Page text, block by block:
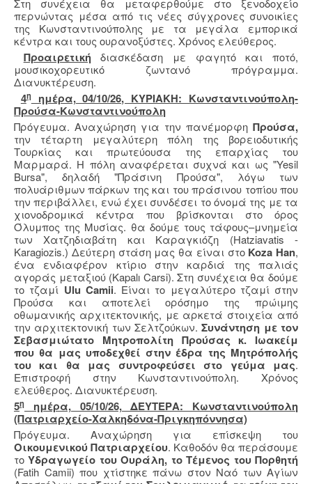
Στη συνέχεια θα μεταφερθούμε στο ξενοδοχείο
περνώντας μέσα από τις νέες σύγχρονες συνοικίες
της Κωνσταντινούπολης με τα μεγάλα εμπορικά
κέντρα και τους ουρανοξύστες. Χρόνος ελεύθερος.
Προαιρετική
διασκέδαση με φαγητό και ποτό,
μουσικοχορευτικό ζωντανό πρόγραμμα.
Διανυκτέρευση.
4η
ημέρα, 04/10/26, ΚΥΡΙΑΚΗ: Κωνσταντινούπολη-
Προύσα-Κωνσταντινούπολη
Πρόγευμα. Αναχώρηση για την πανέμορφη Προύσα,
την τέταρτη μεγαλύτερη πόλη της βορειοδυτικής
Τουρκίας και πρωτεύουσα της επαρχίας του
Μαρμαρά. Η πόλη αναφέρεται συχνά και ως "Yesil
Bursa", δηλαδή "Πράσινη Προύσα", λόγω των
πολυάριθμων πάρκων της και του πράσινου τοπίου που
την περιβάλλει, ενώ έχει συνδέσει το όνομά της με τα
χιονοδρομικά κέντρα που βρίσκονται στο όρος
Όλυμπος της Μυσίας. θα δούμε τους τάφους–μνημεία
των Χατζηδιαβάτη και Καραγκιόζη (Hatziavatis -
Karagiozis.) Δεύτερη στάση μας θα είναι στο Koza Han,
ένα ενδιαφέρον κτίριο στην καρδιά της παλιάς
αγοράς μεταξιού (Kapalı Carsi). Στη συνέχεια θα δούμε
το τζαμί Ulu Camii. Είναι το μεγαλύτερο τζαμί στην
Προύσα και αποτελεί ορόσημο της πρώιμης
οθωμανικής αρχιτεκτονικής, με αρκετά στοιχεία από
την αρχιτεκτονική των Σελτζούκων.Συνάντηση με τον
Σεβασμιώτατο Μητροπολίτη Προύσας κ. Ιωακείμ
που θα μας υποδεχθεί στην έδρα της Μητρόπολής
του και θα μας συντροφεύσει στο γεύμα μας.
Επιστροφή στην Κωνσταντινούπολη. Χρόνος
ελεύθερος. Διανυκτέρευση.
5η
ημέρα, 05/10/26, ΔΕΥΤΕΡΑ: Κωνσταντινούπολη
(Πατριαρχείο-Χαλκηδόνα-Πριγκηπόννησα)
Πρόγευμα. Αναχώρηση για επίσκεψη του
Οικουμενικού Πατριαρχείου. Καθοδόν θα περάσουμε
τοΥδραγωγείο του Ουράλη, το Τέμενος του Πορθητή
(Fatih Camii) που χτίστηκε πάνω στον Ναό των Αγίων